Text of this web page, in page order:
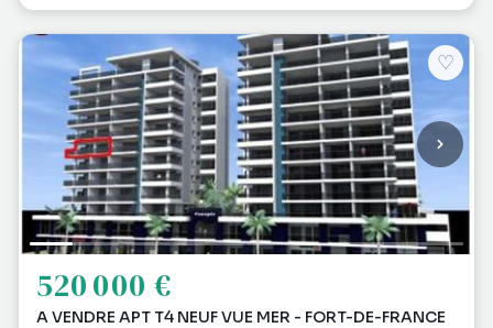
♡
520 000 €
A VENDRE APT T4 NEUF VUE MER - FORT-DE-FRANCE